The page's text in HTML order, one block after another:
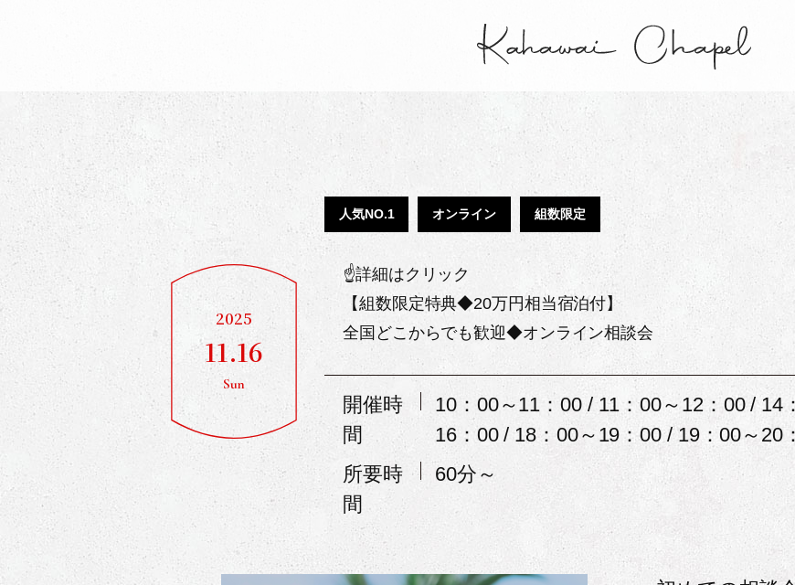
2025
11.16
Sun
人気NO.1 オンライン 組数限定
☝詳細はクリック
【組数限定特典◆20万円相当宿泊付】
全国どこからでも歓迎◆オンライン相談会
開催時
間
10：00～11：00 / 11：00～12：00 / 14
16：00 / 18：00～19：00 / 19：00～20
所要時
間
60分～